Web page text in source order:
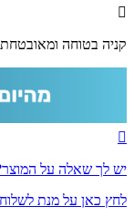
זכוכית
קניה בטוחה ומאובטחת
יש לך שאלה על
לחץ כאן על מנת